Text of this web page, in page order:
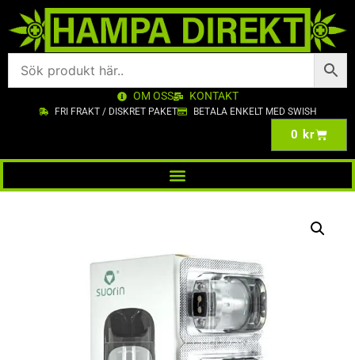
OM OSS KONTAKT
FRI FRAKT / DISKRET PAKET BETALA ENKELT MED SWISH
0 kr